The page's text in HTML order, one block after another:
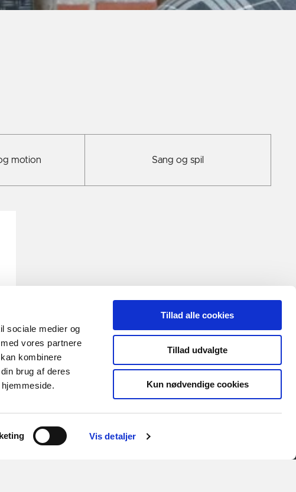
sociale medier og
vores partnere
kombinere
brug af deres
Vis detaljer
Tillad alle cookies
Tillad udvalgte
Kun nødvendige cookies
motion Sang og spil